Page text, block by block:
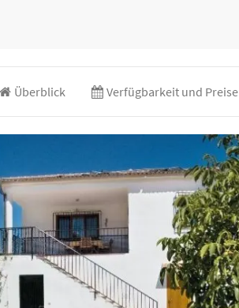
Überblick Verfügbarkeit und Preise